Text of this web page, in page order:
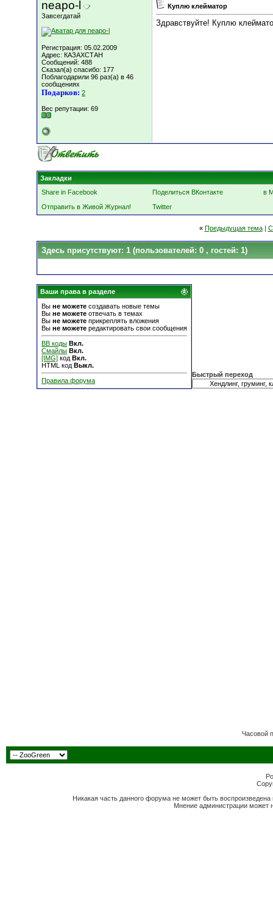
neapo-l
Завсегдатай
Регистрация: 05.02.2009
Адрес: КАЗАХСТАН
Сообщений: 488
Сказал(а) спасибо: 177
Поблагодарили 96 раз(а) в 46
сообщениях
Подарков: 2
Вес репутации: 69
Куплю клейматор
Здравствуйте! Куплю
Закладки
Share in Facebook
Поделиться ВКонтакте
в
Отправить в Живой Журнал!
Twitter
« Предыдущая тема|
Здесь присутствуют: 1 (пользователей: 0 , гостей: 1)
Ваши права в разделе
Вы не можете создавать новые темы
Вы не можете отвечать в темах
Вы не можете прикреплять вложения
Вы не можете редактировать свои сообщения
BB коды Вкл.
Смайлы Вкл.
[IMG] код Вкл.
HTML код Выкл.
Правила форума
Быстрый переход
Часовой
Никакая часть данного форума не может быть
Мнение администрации может